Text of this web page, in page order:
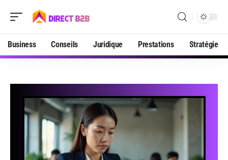
Business Conseils Juridique Prestations Stratégie